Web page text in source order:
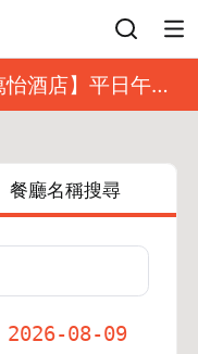
酒店】平日午餐
餐
餐廳名稱搜尋